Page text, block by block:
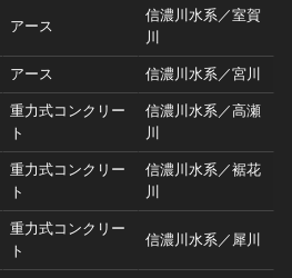
アース
信濃川水系／室賀
川
アース 信濃川水系／宮川
重力式コンクリー
ト
信濃川水系／高瀬
川
重力式コンクリー
ト
信濃川水系／裾花
川
重力式コンクリー
ト
信濃川水系／犀川